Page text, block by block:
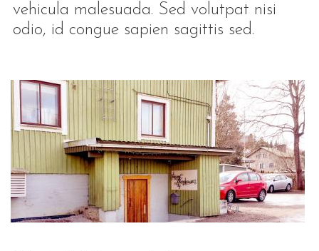
vehicula malesuada. Sed volutpat nisi
odio, id congue sapien sagittis sed.